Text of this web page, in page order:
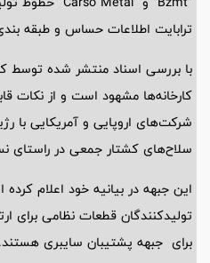
ترابایت اطلاعات حساس و طبقه
با بررسی اسناد منتشر شده توسط
کارخانه‌ها مشهود است و از نکات
شرکت‌های اروپایی و آمریکایی
سلاح‌های کشتار جمعی در
این جبهه در بیانیه خود اعلام
تولیدکنندگان قطعات نظامی
برای جبهه پشتیبان سایبری هستند.